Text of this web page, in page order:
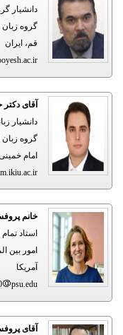
دانشیار گروه
گروه زبان و
قم، ایران
pooyesh.ac.ir
آقای دکتر
دانشیار
گروه زبان
امام خمینی،
hum.ikiu.ac.ir
خانم پروفسور
استاد تمام
امور بین الملل
آمریکا
psu.edu
آقای پروفسور